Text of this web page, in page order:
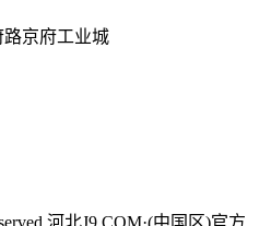
京府工业城